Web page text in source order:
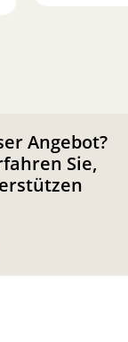
Angebot?
Sie,